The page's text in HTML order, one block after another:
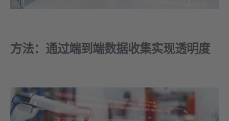
方法：通过端到端数据收集实现透明度